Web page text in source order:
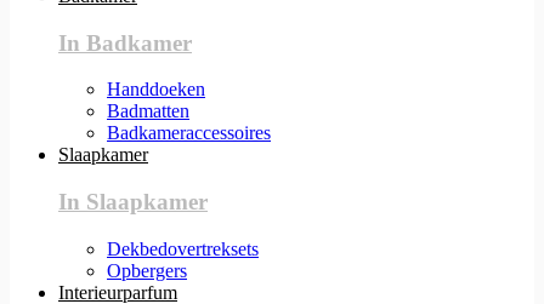
In Badkamer
Handdoeken
Badmatten
Badkameraccessoires
Slaapkamer
In Slaapkamer
Dekbedovertreksets
Opbergers
Interieurparfum